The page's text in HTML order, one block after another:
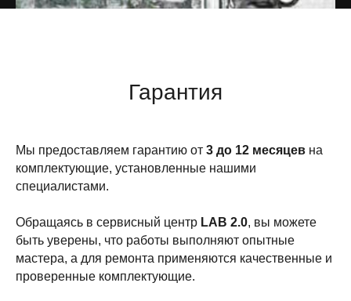
Гарантия
Мы предоставляем гарантию от 3 до 12 месяцев на
комплектующие, установленные нашими
специалистами.
Обращаясь в сервисный центр LAB 2.0, вы можете
быть уверены, что работы выполняют опытные
мастера, а для ремонта применяются качественные и
проверенные комплектующие.